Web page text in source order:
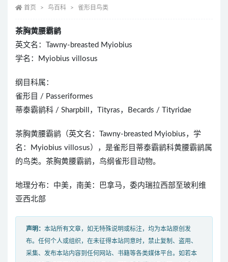
首页 鸟百科 雀形目鸟类
茶胸黄腰霸鹟
英文名：Tawny-breasted Myiobius
学名：Myiobius villosus
纲目科属：
雀形目 / Passeriformes
蒂泰霸鹟科 / Sharpbill，Tityras，Becards / Tityridae
茶胸黄腰霸鹟（英文名：Tawny-breasted Myiobius，学
名：Myiobius villosus），是雀形目蒂泰霸鹟科黄腰霸鹟属
的鸟类。茶胸黄腰霸鹟，鸟纲雀形目动物。
地理分布：中美，南美：巴拿马，委内瑞拉西部至玻利维
亚西北部
声明： 本站所有文章，如无特殊说明或标注，均为本站原创发
布。任何个人或组织，在未征得本站同意时，禁止复制、盗用、
采集、发布本站内容到任何网站、书籍等各类媒体平台。如若本